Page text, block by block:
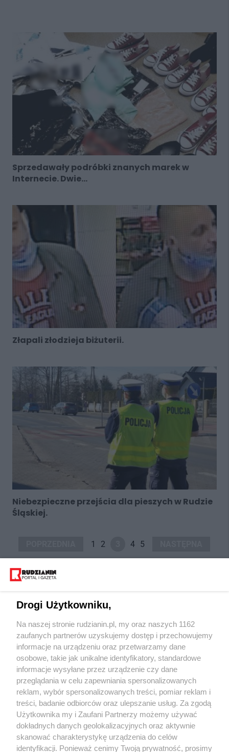
Sprzedawały podróbki znanych marek w
Internecie. Dwie...
Złapali złodzieja biżuterii.
Niebezpieczne przejścia dla pieszych w Rudzie
Śląskiej.
1 2 4 5
Wydawca mediów lokalnych
Nie zapomnij
zapoznać się z:
polityką prywatności regulamin korzystania z portali
Twojemiasto
Piekary Śląskie
Chorzów
Tarnowskie Góry
Skontaktuj sięz nami
Kontakt
Wydawca
Redakcja
Drogi Użytkowniku,
Na naszej stronie rudzianin.pl, my oraz naszych 1162
zaufanych partnerów uzyskujemy dostęp i przechowujemy
informacje na urządzeniu oraz przetwarzamy dane
osobowe, takie jak unikalne identyfikatory, standardowe
informacje wysyłane przez urządzenie czy dane
przeglądania w celu zapewniania spersonalizowanych
reklam, wybór spersonalizowanych treści, pomiar reklam i
treści, badanie odbiorców oraz ulepszanie usług. Za zgodą
Użytkownika my i Zaufani Partnerzy możemy używać
dokładnych danych geolokalizacyjnych oraz aktywnie
skanować charakterystykę urządzenia do celów
identyfikacji. Ponieważ cenimy Twoją prywatność, prosimy